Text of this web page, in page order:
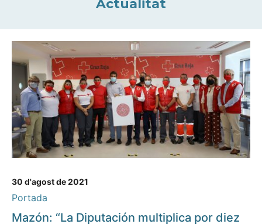
Actualitat
30 d'agost de 2021
Portada
Mazón: “La Diputación multiplica por diez